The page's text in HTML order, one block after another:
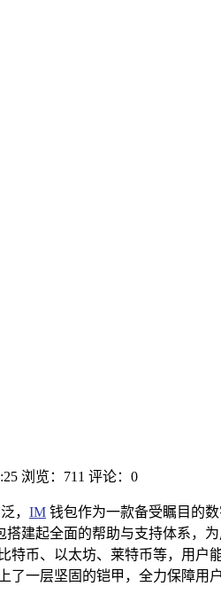
浏览：711 评论：0
， IM 钱包作为一款备受瞩目的
建起全面的帮助与支持体系，
币、以太坊、莱特币等，用
了一层坚固的铠甲，全力保障用